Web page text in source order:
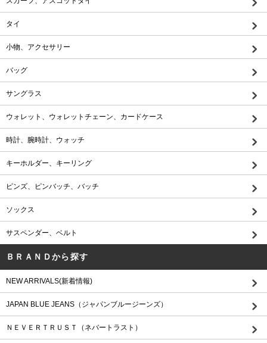
タイ
小物、アクセサリー
バッグ
サングラス
ウォレット、ウォレットチェーン、カードケース
時計、腕時計、ウォッチ
キーホルダー、キーリング
ピンズ、ピンバッチ、バッチ
ソックス
サスペンダー、ベルト
ＢＲＡＮＤから探す
NEW ARRIVALS(新着情報)
JAPAN BLUE JEANS（ジャパンブルージーンズ）
ＮＥＶＥＲＴＲＵＳＴ（ネバートラスト）